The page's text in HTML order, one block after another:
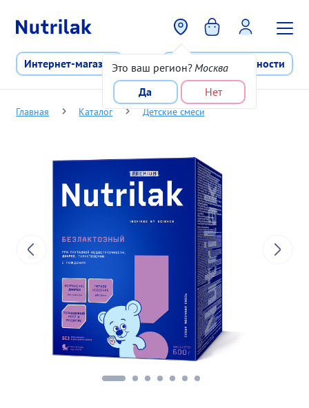
Это ваш регион? Москва
Да
Нет
Интернет-магазин Программа лояльности
Главная Каталог Детские смеси